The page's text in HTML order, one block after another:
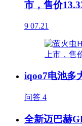
市，售价
9 07.21
iqoo7电池多
问答 4
全新迈巴赫